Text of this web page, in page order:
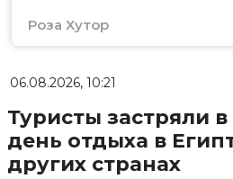
Роза Хутор
06.08.2026, 10:21
Туристы застряли
день отдыха в
других странах